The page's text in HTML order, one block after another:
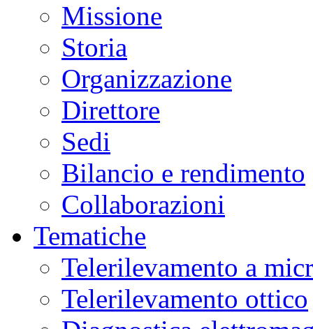
Missione
Storia
Organizzazione
Direttore
Sedi
Bilancio e rendimento
Collaborazioni
Tematiche
Telerilevamento a
Telerilevamento ottico